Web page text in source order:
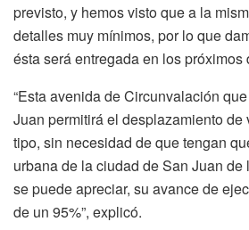
previsto, y hemos visto que a la
detalles muy mínimos, por lo que
ésta será entregada en los próximos
“Esta avenida de Circunvalación
Juan permitirá el desplazamiento de
tipo, sin necesidad de que tengan
urbana de la ciudad de San Juan de
se puede apreciar, su avance de
de un 95%”, explicó.